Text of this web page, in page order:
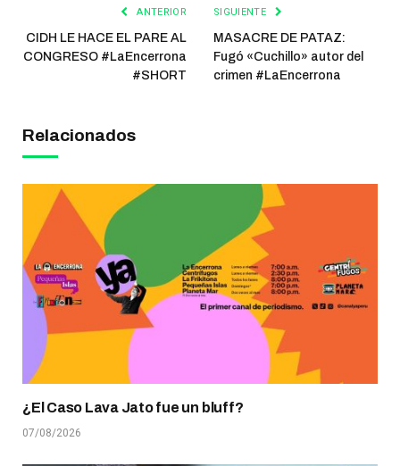
ANTERIOR
CIDH LE HACE EL PARE AL
CONGRESO #LaEncerrona
#SHORT
SIGUIENTE
MASACRE DE PATAZ:
Fugó «Cuchillo» autor del
crimen #LaEncerrona
Relacionados
¿El Caso Lava Jato fue un bluff?
07/08/2026